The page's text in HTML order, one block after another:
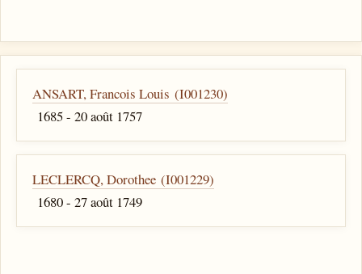
ANSART, Francois Louis (I001230)
1685 - 20 août 1757
LECLERCQ, Dorothee (I001229)
1680 - 27 août 1749